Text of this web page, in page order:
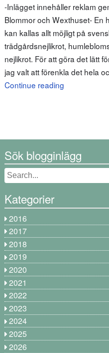
-Inlägget innehåller reklam
Blommor och Wexthuset-
kan kallas allt möjligt på
trädgårdsnejlikrot,
nejlikrot. För att göra det lätt
jag valt att förenkla det hela
Continue reading
Sök blogginlägg
Kategorier
2016
2017
2018
2019
2020
2021
2022
2023
2024
2025
2026